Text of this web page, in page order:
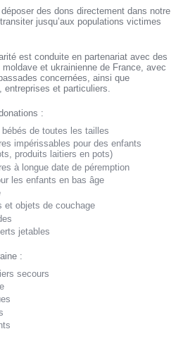
des dons directement dans notre
jusqu’aux populations victimes
est conduite en partenariat avec des
et ukrainienne de France, avec
concernées, ainsi que
entreprises et particuliers.
:
de toutes les tailles
impérissables pour des enfants
produits laitiers en pots)
à longue date de péremption
les enfants en bas âge
et objets de couchage
jetables
:
secours